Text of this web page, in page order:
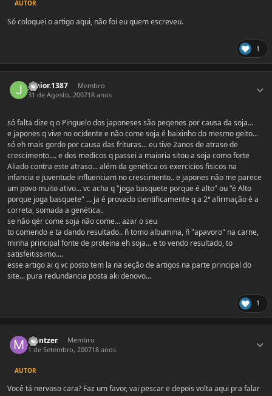
AUTOR
Só coloquei o artigo aqui, não foi eu quem escreveu.
1
junior.1387
Membro
31 de Agosto, 200718 anos
só falta dize q o Pinguelo dos japoneses são peqenos por causa da soja...
e japones q vive no ocidente e não come soja é baixinho do mesmo geito...
só eh mais gordo por causa das frituras... eu tive 2anos de atraso de
crescimento.... e dos medicos q passei a maioria sitou a soja como forte
Aliado contra este atraso... além da genética os exercicios fisicos na
infancia e juventude influenciam no crescimento.. e japones não me parece
um povo muito ativo... vc acha q "joga basquete porque é alto" ou "é Alto
porque joga basquete" ... ja é provado cientificamente q a 2ª afirmação é a
correta, somada a genética..
se não qér come soja não come... azar o seu
to comendo e ta dando resultado.. ñ tomo albumina, ñ "apavoro" na carne,
minha principal fonte de proteina eh soja... e to vendo resultado, to
satisfeitissimo....
esse artigo ai q vc posto tem la na seção de artigos na parte principal do
site... pura redundancia posta aki denovo...
1
Mentzer
Membro
1 de Setembro, 200718 anos
AUTOR
Você tá nervoso cara? Faz um favor, vai pescar e depois volta aqui pra falar